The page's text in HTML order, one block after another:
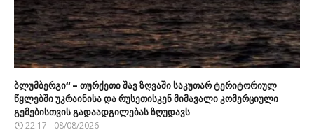
ბლუმბერგი“ – თურქეთი შავ ზღვაში საკუთარ ტერიტორიულ
წყლებში უკრაინისა და რუსეთისკენ მიმავალი კომერციული
გემებისთვის გადაადგილებას ზღუდავს
22:17 - 08/08/2026